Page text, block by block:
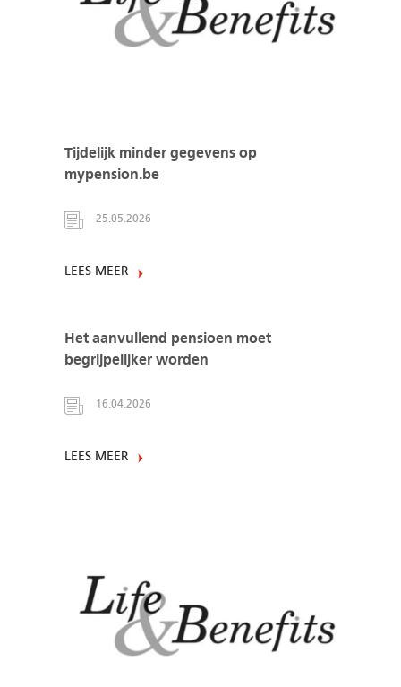
Tijdelijk minder gegevens op
mypension.be
25.05.2026
LEES MEER
Het aanvullend pensioen moet
begrijpelijker worden
16.04.2026
LEES MEER